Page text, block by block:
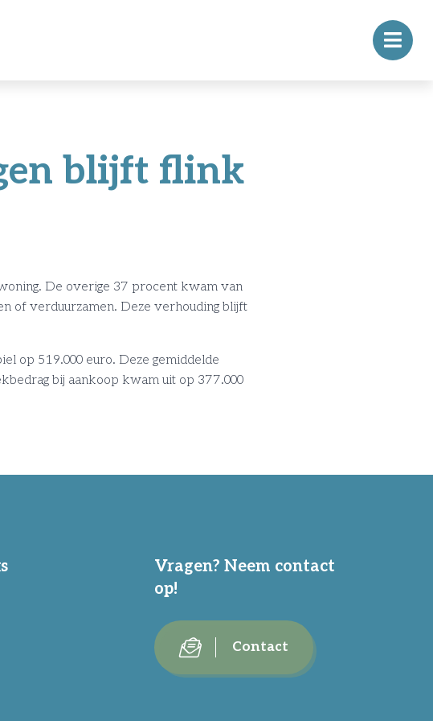
blijft flink
De overige 37 procent kwam van
of verduurzamen. Deze verhouding blijft
op 519.000 euro. Deze gemiddelde
bij aankoop kwam uit op 377.000
Vragen? Neem contact
op!
Contact